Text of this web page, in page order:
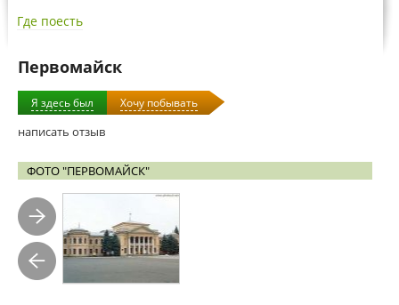
Где поесть
Первомайск
Я здесь был Хочу побывать
написать отзыв
ФОТО "ПЕРВОМАЙСК"